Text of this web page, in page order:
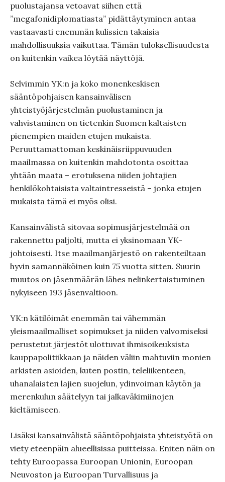
puolustajansa vetoavat siihen että
”megafonidiplomatiasta” pidättäytyminen antaa
vastaavasti enemmän kulissien takaisia
mahdollisuuksia vaikuttaa. Tämän tuloksellisuudesta
on kuitenkin vaikea löytää näyttöjä.
Selvimmin YK:n ja koko monenkeskisen
sääntöpohjaisen kansainvälisen
yhteistyöjärjestelmän puolustaminen ja
vahvistaminen on tietenkin Suomen kaltaisten
pienempien maiden etujen mukaista.
Peruuttamattoman keskinäisriippuvuuden
maailmassa on kuitenkin mahdotonta osoittaa
yhtään maata – erotuksena niiden johtajien
henkilökohtaisista valtaintresseistä – jonka etujen
mukaista tämä ei myös olisi.
Kansainvälistä sitovaa sopimusjärjestelmää on
rakennettu paljolti, mutta ei yksinomaan YK-
johtoisesti. Itse maailmanjärjestö on rakenteiltaan
hyvin samannäköinen kuin 75 vuotta sitten. Suurin
muutos on jäsenmäärän lähes nelinkertaistuminen
nykyiseen 193 jäsenvaltioon.
YK:n kätilöimät enemmän tai vähemmän
yleismaailmalliset sopimukset ja niiden valvomiseksi
perustetut järjestöt ulottuvat ihmisoikeuksista
kauppapolitiikkaan ja näiden väliin mahtuviin monien
arkisten asioiden, kuten postin, teleliikenteen,
uhanalaisten lajien suojelun, ydinvoiman käytön ja
merenkulun säätelyyn tai jalkaväkimiinojen
kieltämiseen.
Lisäksi kansainvälistä sääntöpohjaista yhteistyötä on
viety eteenpäin alueellisissa puitteissa. Eniten näin on
tehty Euroopassa Euroopan Unionin, Euroopan
Neuvoston ja Euroopan Turvallisuus ja